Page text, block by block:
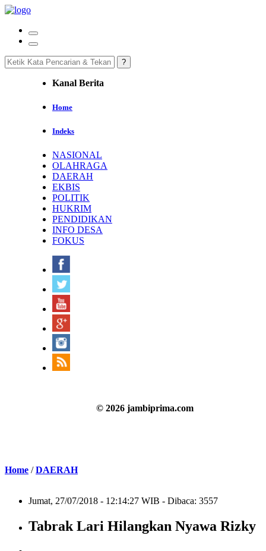
Kanal Berita
Home
Indeks
NASIONAL
OLAHRAGA
DAERAH
EKBIS
POLITIK
HUKRIM
PENDIDIKAN
INFO DESA
FOKUS
© 2026 jambiprima.com
Home /DAERAH
Jumat, 27/07/2018 - 12:14:27 WIB - Dibaca: 3557
Tabrak Lari Hilangkan Nyawa Rizky